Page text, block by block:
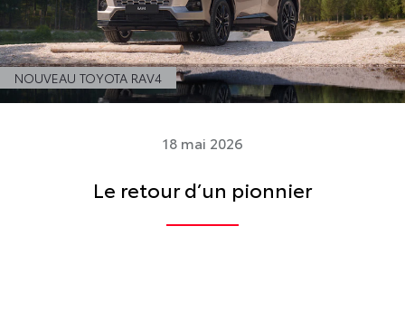
NOUVEAU TOYOTA RAV4
18 mai 2026
Le retour d’un pionnier